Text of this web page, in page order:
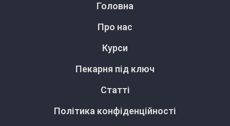
Головна
Про нас
Курси
Пекарня під ключ
Статті
Політика конфіденційності